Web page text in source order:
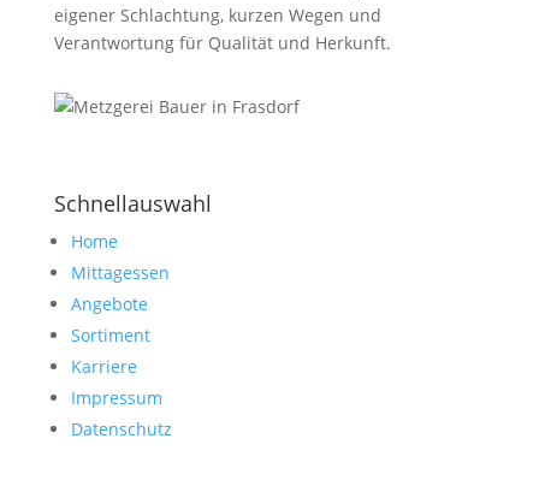
eigener Schlachtung, kurzen Wegen und
Verantwortung für Qualität und Herkunft.
Schnellauswahl
Home
Mittagessen
Angebote
Sortiment
Karriere
Impressum
Datenschutz